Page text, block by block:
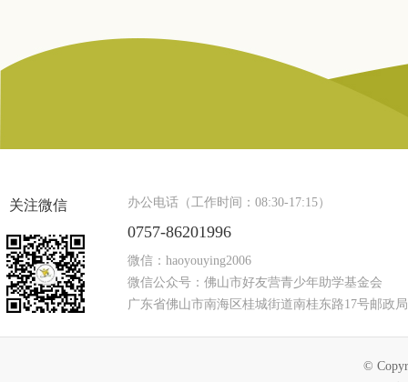
关注微信 办公电话（工作时间：08:30-17:15）
0757-86201996
微信：haoyouying2006
微信公众号：佛山市好友营青少年助学基金会
广东省佛山市南海区桂城街道南桂东路17号邮政
©